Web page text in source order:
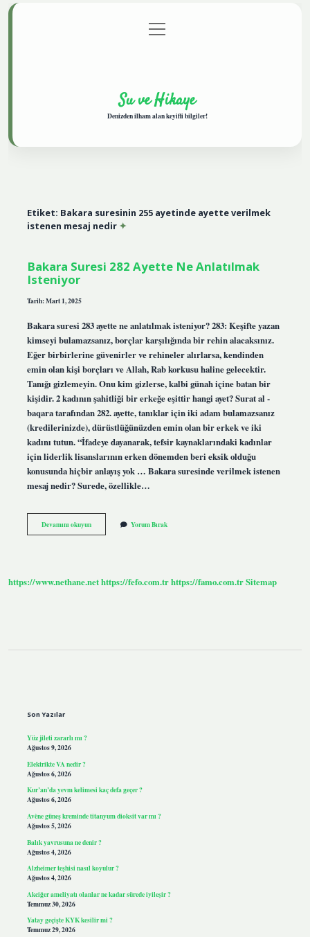
Gizlilik Politikası
menüyü
aç
Su ve Hikaye
Denizden ilham alan keyifli bilgiler!
Etiket: Bakara suresinin 255 ayetinde ayette verilmek
istenen mesaj nedir
Bakara Suresi 282 Ayette Ne Anlatılmak
Isteniyor
Tarih: Mart 1, 2025
Bakara suresi 283 ayette ne anlatılmak isteniyor? 283: Keşifte yazan
kimseyi bulamazsanız, borçlar karşılığında bir rehin alacaksınız.
Eğer birbirlerine güvenirler ve rehineler alırlarsa, kendinden
emin olan kişi borçları ve Allah, Rab korkusu haline gelecektir.
Tanığı gizlemeyin. Onu kim gizlerse, kalbi günah içine batan bir
kişidir. 2 kadının şahitliği bir erkeğe eşittir hangi ayet? Surat al -
baqara tarafından 282. ayette, tanıklar için iki adam bulamazsanız
(kredilerinizde), dürüstlüğünüzden emin olan bir erkek ve iki
kadını tutun. “İfadeye dayanarak, tefsir kaynaklarındaki kadınlar
için liderlik lisanslarının erken dönemden beri eksik olduğu
konusunda hiçbir anlayış yok … Bakara suresinde verilmek istenen
mesaj nedir? Surede, özellikle…
Devamını okuyunBakara
Suresi
Isteniyor
Yorum Bırak
https://www.nethane.nethttps://fefo.com.trhttps://famo.com.trSitemap
Son Yazılar
Yüz jileti zararlı mı ?
Ağustos 9, 2026
Elektrikte VA nedir ?
Ağustos 6, 2026
Kur’an’da yevm kelimesi kaç defa geçer ?
Ağustos 6, 2026
Avène güneş kreminde titanyum dioksit var mı ?
Ağustos 5, 2026
Balık yavrusuna ne denir ?
Ağustos 4, 2026
Alzheimer teşhisi nasıl koyulur ?
Ağustos 4, 2026
Akciğer ameliyatı olanlar ne kadar sürede iyileşir ?
Temmuz 30, 2026
Yatay geçişte KYK kesilir mi ?
Temmuz 29, 2026